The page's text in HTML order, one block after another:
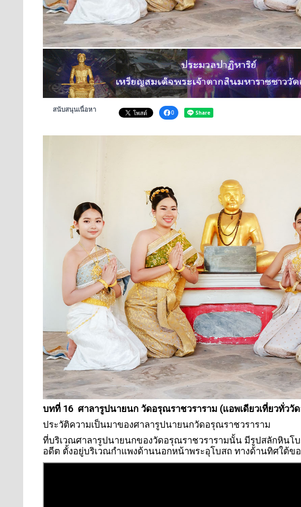
สนับสนุนเนื่อหา 0
บทที่ 16 ศาลารูปนายนก วัดอรุณราชวราราม (แอพเดียวเที่ยวทั่ววั
ประวัติความเป็นมาของศาลารูปนายนกวัดอรุณราชวราราม
ที่บริเวณศาลารูปนายนกของวัดอรุณราชวรารามนั้น มีรูปสลักหินโ
อดีต ตั้งอยู่บริเวณกำแพงด้านนอกหน้าพระอุโบสถ ทางด้านทิศใต้